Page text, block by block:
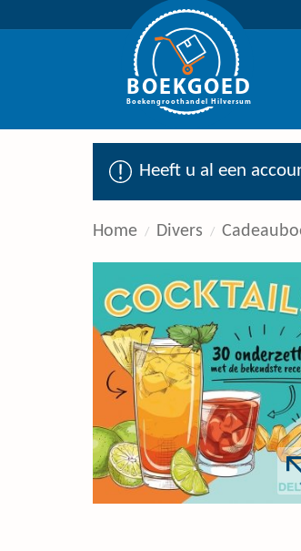
BOEKGOED
Boekengroothandel Hilversum
Heeft u al een
Home Divers